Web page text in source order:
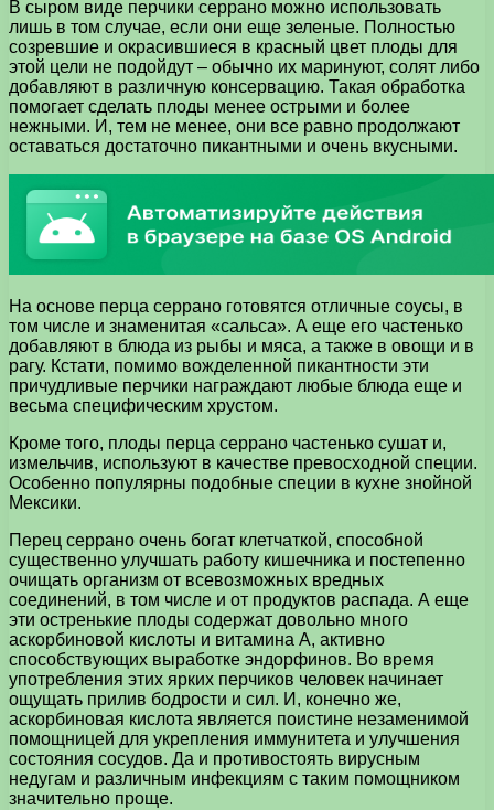
В сыром виде перчики серрано можно использовать
лишь в том случае, если они еще зеленые. Полностью
созревшие и окрасившиеся в красный цвет плоды для
этой цели не подойдут – обычно их маринуют, солят либо
добавляют в различную консервацию. Такая обработка
помогает сделать плоды менее острыми и более
нежными. И, тем не менее, они все равно продолжают
оставаться достаточно пикантными и очень вкусными.
На основе перца серрано готовятся отличные соусы, в
том числе и знаменитая «сальса». А еще его частенько
добавляют в блюда из рыбы и мяса, а также в овощи и в
рагу. Кстати, помимо вожделенной пикантности эти
причудливые перчики награждают любые блюда еще и
весьма специфическим хрустом.
Кроме того, плоды перца серрано частенько сушат и,
измельчив, используют в качестве превосходной специи.
Особенно популярны подобные специи в кухне знойной
Мексики.
Перец серрано очень богат клетчаткой, способной
существенно улучшать работу кишечника и постепенно
очищать организм от всевозможных вредных
соединений, в том числе и от продуктов распада. А еще
эти остренькие плоды содержат довольно много
аскорбиновой кислоты и витамина A, активно
способствующих выработке эндорфинов. Во время
употребления этих ярких перчиков человек начинает
ощущать прилив бодрости и сил. И, конечно же,
аскорбиновая кислота является поистине незаменимой
помощницей для укрепления иммунитета и улучшения
состояния сосудов. Да и противостоять вирусным
недугам и различным инфекциям с таким помощником
значительно проще.